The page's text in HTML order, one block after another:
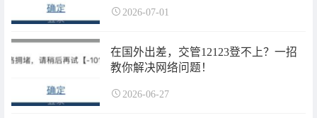
2026-07-01
在国外出差，交管12123登不上？一招
教你解决网络问题！
2026-06-27